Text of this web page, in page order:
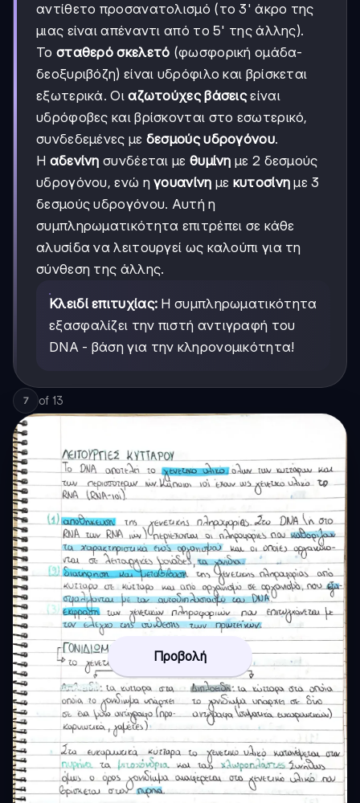
αντίθετο προσανατολισμό (το 3' άκρο της
μιας είναι απέναντι από το 5' της άλλης).
Το σταθερό σκελετό (φωσφορική ομάδα-
δεοξυριβόζη) είναι υδρόφιλο και βρίσκεται
εξωτερικά. Οιαζωτούχες βάσειςείναι
υδρόφοβες και βρίσκονται στο εσωτερικό,
συνδεδεμένες με δεσμούς υδρογόνου.
Η αδενίνη συνδέεται με θυμίνη με 2 δεσμούς
υδρογόνου, ενώ ηγουανίνη με κυτοσίνη με 3
δεσμούς υδρογόνου. Αυτή η
συμπληρωματικότητα επιτρέπει σε κάθε
αλυσίδα να λειτουργεί ως καλούπι για τη
σύνθεση της άλλης.
Κλειδί επιτυχίας: Η συμπληρωματικότητα
εξασφαλίζει την πιστή αντιγραφή του
DNA - βάση για την κληρονομικότητα!
7 of 13
Προβολή